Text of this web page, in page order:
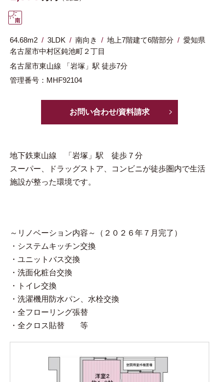
64.68m2 3LDK 南向き 地上7階建て6階部分
愛知県
名古屋市中村区鈍池町２丁目
名古屋市東山線
「岩塚」駅 徒歩7分
管理番号：MHF92104
お問い合わせ/資料請求
地下鉄東山線 「岩塚」駅 徒歩７分
スーパー、ドラッグストア、コンビニが徒歩圏内で生活
施設が整った環境です。
～リノベーション内容～（２０２６年７月完了）
・システムキッチン交換
・ユニットバス交換
・洗面化粧台交換
・トイレ交換
・洗濯機用防水パン、水栓交換
・全フローリング張替
・全クロス貼替 等